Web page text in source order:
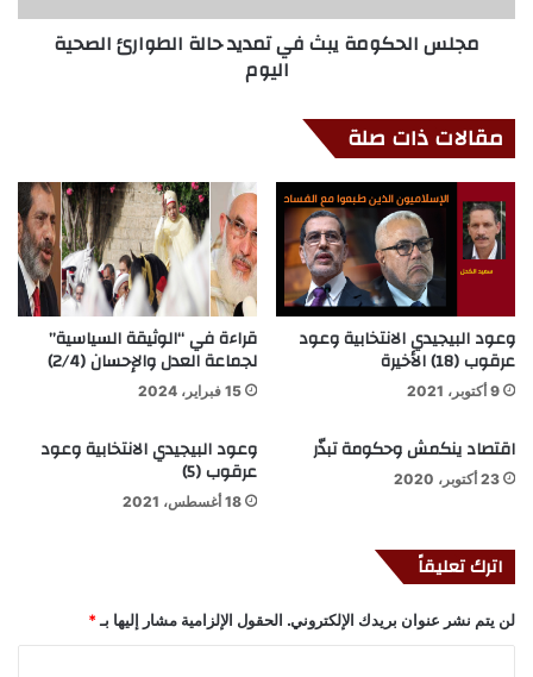
مجلس الحكومة يبث في تمديد حالة الطوارئ الصحية
اليوم
مقالات ذات صلة
وعود البيجيدي الانتخابية وعود
عرقوب (18) الأخيرة
9 أكتوبر، 2021
قراءة في “الوثيقة السياسية”
لجماعة العدل والإحسان (2/4)
15 فبراير، 2024
اقتصاد ينكمش وحكومة تبذّر
23 أكتوبر، 2020
وعود البيجيدي الانتخابية وعود
عرقوب (5)
18 أغسطس، 2021
اترك تعليقاً
لن يتم نشر عنوان بريدك الإلكتروني. الحقول الإلزامية مشار إليها بـ*